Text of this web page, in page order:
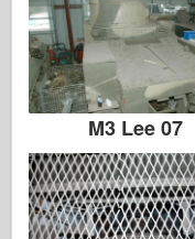
M3 Lee 07